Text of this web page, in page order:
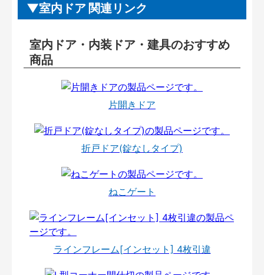
室内ドア 関連リンク
室内ドア・内装ドア・建具のおすすめ
商品
片開きドア
折戸ドア(錠なしタイプ)
ねこゲート
ラインフレーム[インセット] 4枚引違